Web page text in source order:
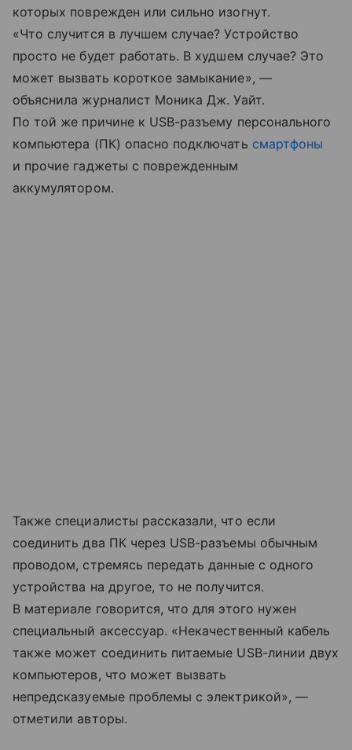
которых поврежден или сильно изогнут.
«Что случится в лучшем случае? Устройство
просто не будет работать. В худшем случае? Это
может вызвать короткое замыкание», —
объяснила журналист Моника Дж. Уайт.
По той же причине к USB-разъему персонального
компьютера (ПК) опасно подключать смартфоны
и прочие гаджеты с поврежденным
аккумулятором.
Также специалисты рассказали, что если
соединить два ПК через USB-разъемы обычным
проводом, стремясь передать данные с одного
устройства на другое, то не получится.
В материале говорится, что для этого нужен
специальный аксессуар. «Некачественный кабель
также может соединить питаемые USB-линии двух
компьютеров, что может вызвать
непредсказуемые проблемы с электрикой», —
отметили авторы.